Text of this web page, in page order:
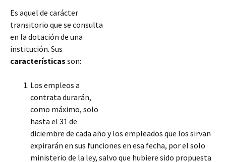
Es aquel de carácter
transitorio que se consulta
en la dotación de una
institución. Sus
características son:
Los empleos a
contrata durarán,
como máximo, solo
hasta el 31 de
diciembre de cada año y los empleados que los sirvan
expirarán en sus funciones en esa fecha, por el solo
ministerio de la ley, salvo que hubiere sido propuesta